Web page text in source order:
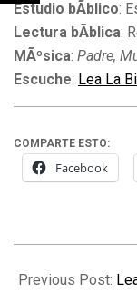
Estudio bÃ­blico:
Lectura bÃ­blica:
MÃºsica: Padre,
Escuche: Lea La
COMPARTE ESTO:
Facebook
07-
Previous Post: